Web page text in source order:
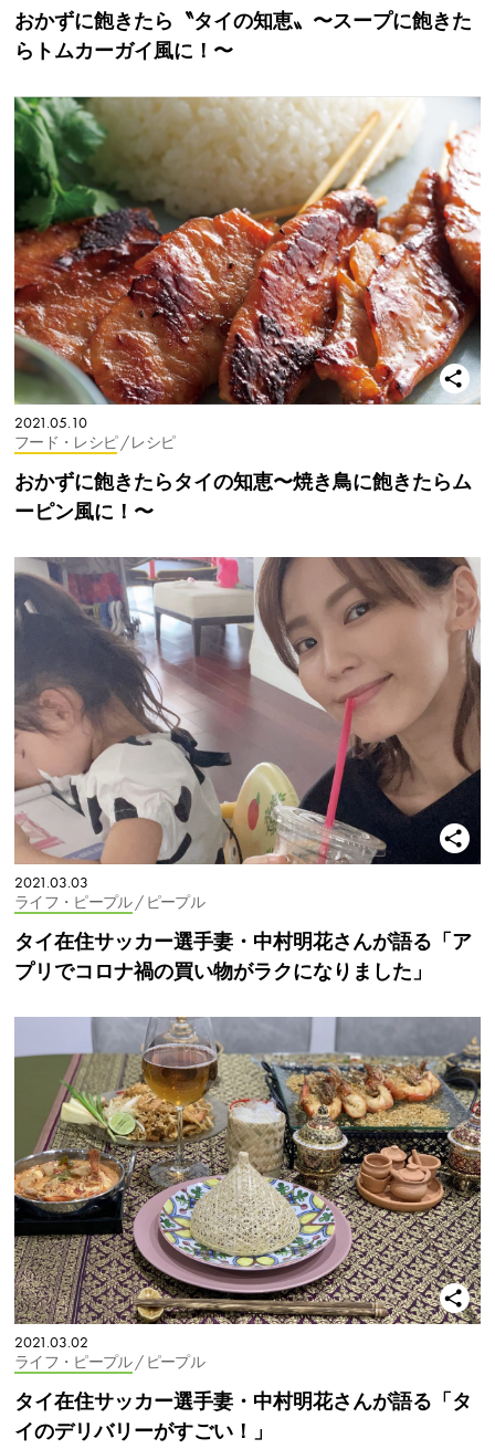
おかずに飽きたら〝タイの知恵〟〜スープに飽きた
らトムカーガイ風に！〜
2021.05.10
フード・レシピ / レシピ
おかずに飽きたらタイの知恵〜焼き鳥に飽きたらム
ーピン風に！〜
2021.03.03
ライフ・ピープル/ ピープル
タイ在住サッカー選手妻・中村明花さんが語る「ア
プリでコロナ禍の買い物がラクになりました」
2021.03.02
ライフ・ピープル/ ピープル
タイ在住サッカー選手妻・中村明花さんが語る「タ
イのデリバリーがすごい！」